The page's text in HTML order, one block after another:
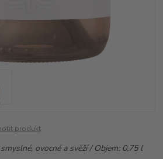
produkt
ovocné a svěží / Objem: 0,75 l